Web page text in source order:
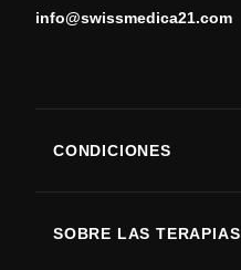
info@swissmedica21.com
CONDICIONES
SOBRE LAS TERAPIAS